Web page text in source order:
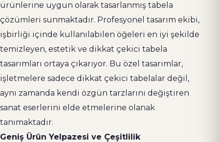
ürünlerine uygun olarak tasarlanmış tabela
çözümleri sunmaktadır. Profesyonel tasarım ekibi,
işbirliği içinde kullanılabilen öğeleri en iyi şekilde
temizleyen, estetik ve dikkat çekici tabela
tasarımları ortaya çıkarıyor. Bu özel tasarımlar,
işletmelere sadece dikkat çekici tabelalar değil,
aynı zamanda kendi özgün tarzlarını değiştiren
sanat eserlerini elde etmelerine olanak
tanımaktadır.
Geniş Ürün Yelpazesi ve Çeşitlilik